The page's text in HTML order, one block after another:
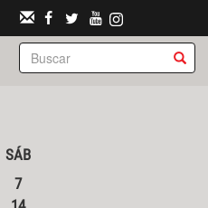
SÁB
7